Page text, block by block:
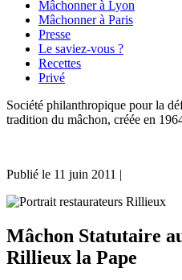
Mâchonner à Lyon
Mâchonner à Paris
Presse
Le saviez-vous ?
Recettes
Privé
Société philanthropique pour la
tradition du mâchon, créée en
Publié le 11 juin 2011 |
Mâchon Statutaire
Rillieux la Pape